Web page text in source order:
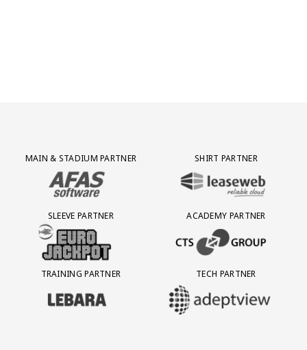
Partner Logos Grid
MAIN & STADIUM PARTNER
BEZOEK ONZE MAIN & STADIUM PARTNER AFAS SOFTWARE
SHIRT PARTNER
BEZOEK ONZE SHIRT PARTNER
SLEEVE PARTNER
BEZOEK ONZE SLEEVE PARTNER EUROJACKPOT
ACADEMY PARTNER
BEZOEK ONZE ACADEMY
TRAINING PARTNER
BEZOEK ONZE TRAINING PARTNER LEBARA
TECH PARTNER
BEZOEK ONZE TECH PARTNER